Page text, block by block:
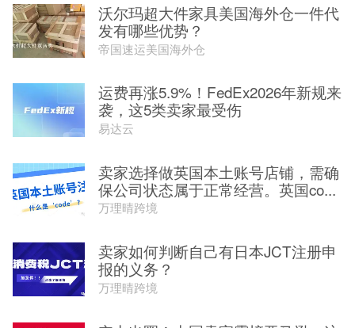
沃尔玛超大件家具美国海外仓一件代
发有哪些优势？
帝国速运美国海外仓
运费再涨5.9%！FedEx2026年新规来
袭，这5类卖家最受伤
易达云
卖家选择做英国本土账号店铺，需确
保公司状态属于正常经营。英国co...
万理晴跨境
卖家如何判断自己有日本JCT注册申
报的义务？
万理晴跨境